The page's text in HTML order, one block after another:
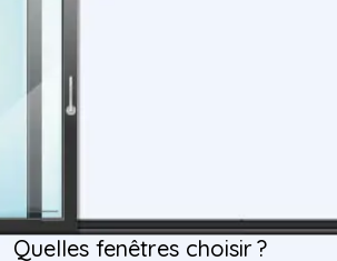
Quelles fenêtres choisir ?